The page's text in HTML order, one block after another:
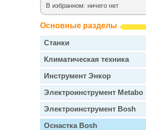
В избранном: ничего нет
Основные разделы
Станки
Климатическая техника
Инструмент Энкор
Электроинструмент Metabo
Электроинструмент Bosh
Оснастка Bosh